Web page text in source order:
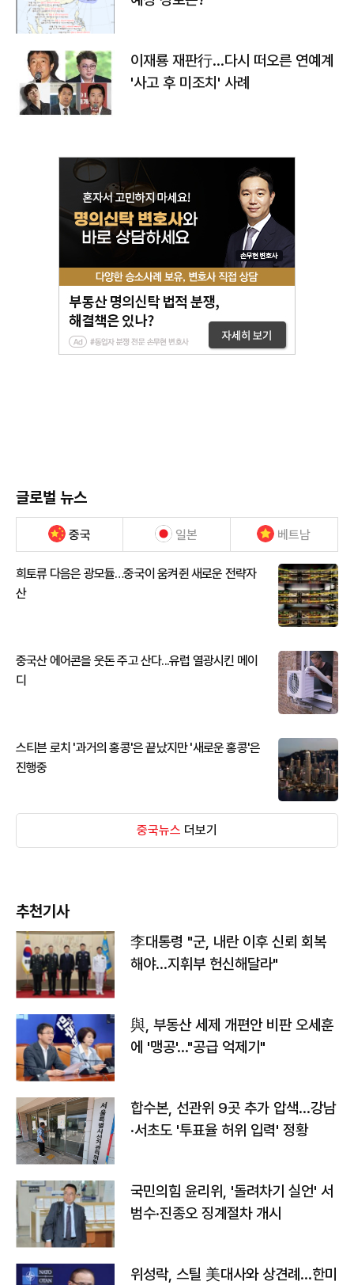
이재룡 재판行…다시 떠오른 연예계
'사고 후 미조치' 사례
글로벌 뉴스
중국 일본 베트남
희토류 다음은 광모듈…중국이 움켜쥔 새로운 전략자
산
중국산 에어콘을 웃돈 주고 산다...유럽 열광시킨 메이
디
스티븐 로치 '과거의 홍콩'은 끝났지만 '새로운 홍콩'은
진행중
중국뉴스 더보기
추천기사
李대통령 "군, 내란 이후 신뢰 회복
해야…지휘부 헌신해달라"
與, 부동산 세제 개편안 비판 오세훈
에 '맹공'…"공급 억제기"
합수본, 선관위 9곳 추가 압색…강남
·서초도 '투표율 허위 입력' 정황
국민의힘 윤리위, '돌려차기 실언' 서
범수·진종오 징계절차 개시
위성락, 스틸 美대사와 상견례…한미